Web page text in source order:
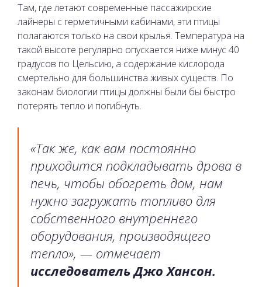
Там, где летают современные пассажирские
лайнеры с герметичными кабинами, эти птицы
полагаются только на свои крылья. Температура на
такой высоте регулярно опускается ниже минус 40
градусов по Цельсию, а содержание кислорода
смертельно для большинства живых существ. По
законам биологии птицы должны были бы быстро
потерять тепло и погибнуть.
«Так же, как вам постоянно
приходится подкладывать дрова в
печь, чтобы обогреть дом, нам
нужно загружать топливо для
собственного внутреннего
оборудования, производящего
тепло», — отмечает
исследователь Джо Хансон.